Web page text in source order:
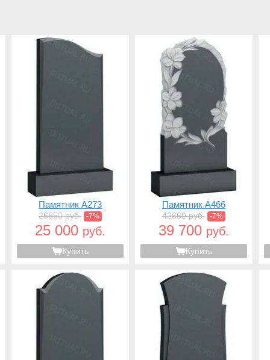
Памятник A273
26850 руб. -7%
25 000 руб.
Купить
Памятник A466
42660 руб. -7%
39 700 руб.
Купить